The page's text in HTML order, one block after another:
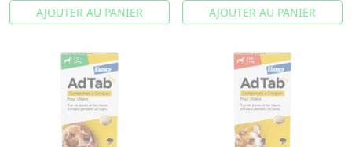
AJOUTER AU PANIER AJOUTER AU PANIER